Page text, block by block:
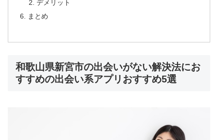
デメリット
まとめ
和歌山県新宮市の出会いがない解決法にお
すすめの出会い系アプリおすすめ5選